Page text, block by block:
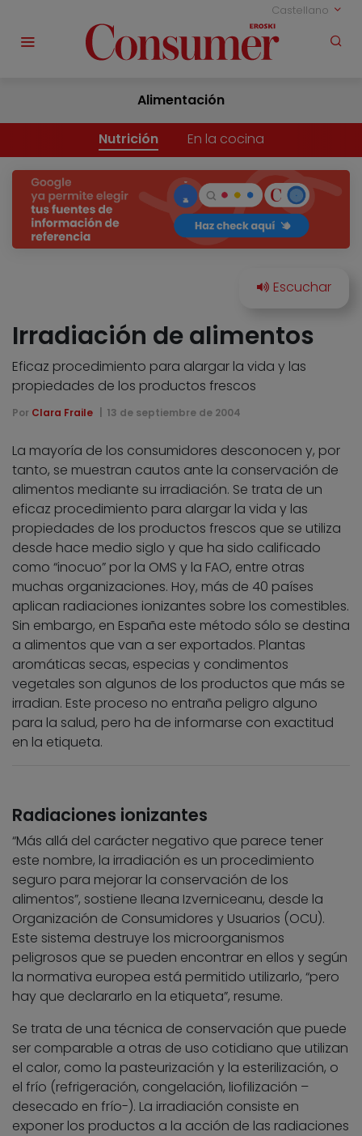
Castellano
Alimentación
Nutrición En la cocina
Irradiación de alimentos
Eficaz procedimiento para alargar la vida y las
propiedades de los productos frescos
Por Clara Fraile 13 de septiembre de 2004
La mayoría de los consumidores desconocen y, por
tanto, se muestran cautos ante la conservación de
alimentos mediante su irradiación. Se trata de un
eficaz procedimiento para alargar la vida y las
propiedades de los productos frescos que se utiliza
desde hace medio siglo y que ha sido calificado
como “inocuo” por la OMS y la FAO, entre otras
muchas organizaciones. Hoy, más de 40 países
aplican radiaciones ionizantes sobre los comestibles.
Sin embargo, en España este método sólo se destina
a alimentos que van a ser exportados. Plantas
aromáticas secas, especias y condimentos
vegetales son algunos de los productos que más se
irradian. Este proceso no entraña peligro alguno
para la salud, pero ha de informarse con exactitud
en la etiqueta.
Radiaciones ionizantes
“Más allá del carácter negativo que parece tener
este nombre, la irradiación es un procedimiento
seguro para mejorar la conservación de los
alimentos”, sostiene Ileana Izverniceanu, desde la
Organización de Consumidores y Usuarios (OCU).
Este sistema destruye los microorganismos
peligrosos que se pueden encontrar en ellos y según
la normativa europea está permitido utilizarlo, “pero
hay que declararlo en la etiqueta”, resume.
Se trata de una técnica de conservación que puede
ser comparable a otras de uso cotidiano que utilizan
el calor, como la pasteurización y la esterilización, o
el frío (refrigeración, congelación, liofilización –
desecado en frío-). La irradiación consiste en
exponer los productos a la acción de las radiaciones